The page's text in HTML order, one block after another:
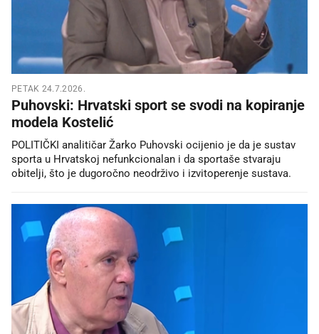
PETAK 24.7.2026.
Puhovski: Hrvatski sport se svodi na kopiranje
modela Kostelić
POLITIČKI analitičar Žarko Puhovski ocijenio je da je sustav
sporta u Hrvatskoj nefunkcionalan i da sportaše stvaraju
obitelji, što je dugoročno neodrživo i izvitoperenje sustava.